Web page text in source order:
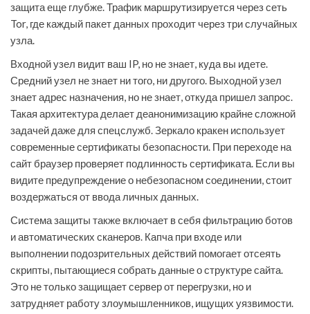
защита еще глубже. Трафик маршрутизируется через сеть
Tor, где каждый пакет данных проходит через три случайных
узла.
Входной узел видит ваш IP, но не знает, куда вы идете.
Средний узел не знает ни того, ни другого. Выходной узел
знает адрес назначения, но не знает, откуда пришел запрос.
Такая архитектура делает деанонимизацию крайне сложной
задачей даже для спецслужб. Зеркало кракен использует
современные сертификаты безопасности. При переходе на
сайт браузер проверяет подлинность сертификата. Если вы
видите предупреждение о небезопасном соединении, стоит
воздержаться от ввода личных данных.
Система защиты также включает в себя фильтрацию ботов
и автоматических сканеров. Капча при входе или
выполнении подозрительных действий помогает отсеять
скрипты, пытающиеся собрать данные о структуре сайта.
Это не только защищает сервер от перегрузки, но и
затрудняет работу злоумышленников, ищущих уязвимости.